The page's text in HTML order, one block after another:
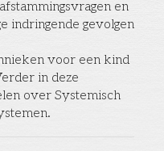
en
indringende gevolgen
voor een kind
in deze
over Systemisch